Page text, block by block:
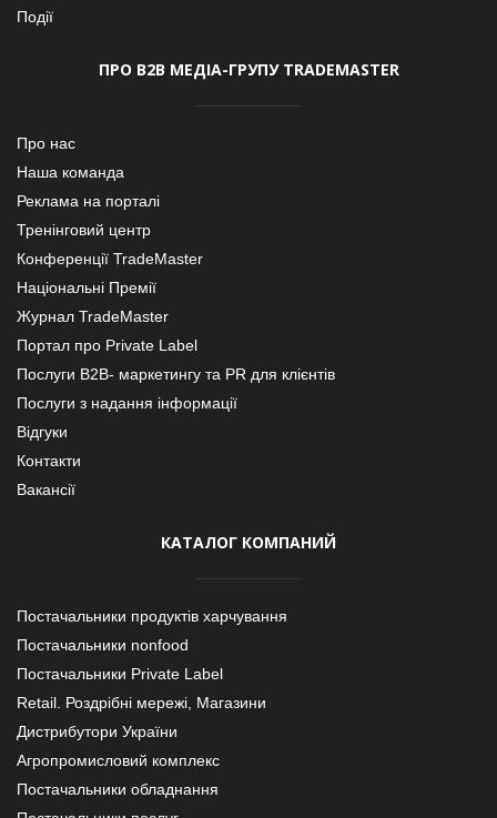
Події
ПРО В2В МЕДІА-ГРУПУ TRADEMASTER
Про нас
Наша команда
Реклама на порталі
Тренінговий центр
Конференції TradeMaster
Національні Премії
Журнал TradeMaster
Портал про Private Label
Послуги В2В- маркетингу та PR для клієнтів
Послуги з надання інформації
Відгуки
Контакти
Вакансії
КАТАЛОГ КОМПАНИЙ
Постачальники продуктів харчування
Постачальники nonfood
Постачальники Private Label
Retail. Роздрібні мережі, Магазини
Дистрибутори України
Агропромисловий комплекс
Постачальники обладнання